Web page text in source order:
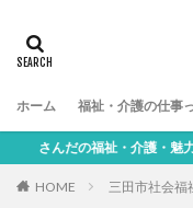
ホーム 福祉・介護の仕事
だの福祉・介護・魅力発信～
HOME 三田市社会福